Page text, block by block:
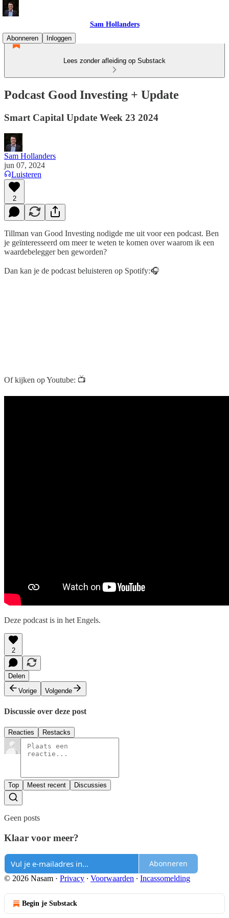
Sam Hollanders
Abonneren
Inloggen
Lees zonder afleiding op Substack
Podcast Good Investing + Update
Smart Capital Update Week 23 2024
Sam Hollanders
jun 07, 2024
Luisteren
2
Tillman van Good Investing nodigde me uit voor een podcast. Ben
je geïnteresseerd om meer te weten te komen over waarom ik een
waardebelegger ben geworden?
Dan kan je de podcast beluisteren op Spotify:🎧
Of kijken op Youtube: 📺
Deze podcast is in het Engels.
2
Delen
Vorige
Volgende
Discussie over deze post
Reacties Restacks
Top Meest recent Discussies
Geen posts
Klaar voor meer?
Abonneren
© 2026 Nasam · Privacy ∙ Voorwaarden ∙ Incassomelding
Begin je Substack